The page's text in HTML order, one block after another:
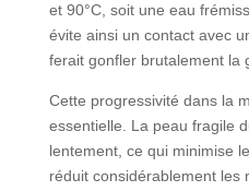
et 90°C, soit une eau
évite ainsi un contact avec
ferait gonfler brutalement la
Cette progressivité dans la
essentielle. La peau fragile
lentement, ce qui minimise
réduit considérablement les